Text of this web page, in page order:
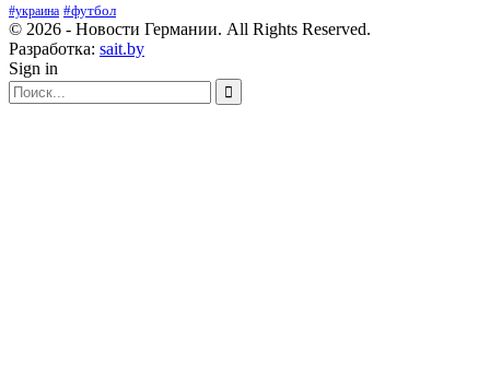
#украина #футбол
© 2026 - Новости Германии. All Rights Reserved.
Разработка: sait.by
Sign in